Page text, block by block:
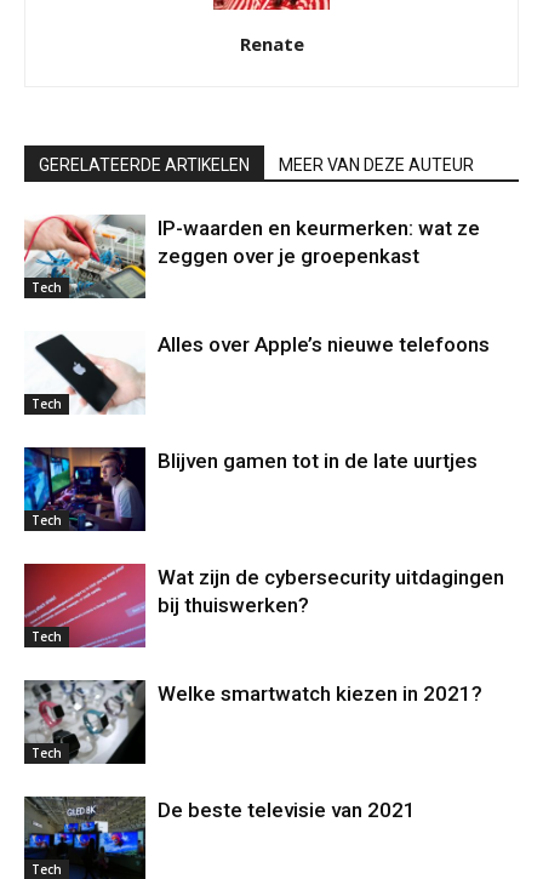
Renate
GERELATEERDE ARTIKELEN MEER VAN DEZE AUTEUR
Tech
IP-waarden en keurmerken: wat ze
zeggen over je groepenkast
Tech
Alles over Apple’s nieuwe telefoons
Tech
Blijven gamen tot in de late uurtjes
Tech
Wat zijn de cybersecurity uitdagingen
bij thuiswerken?
Tech
Welke smartwatch kiezen in 2021?
Tech
De beste televisie van 2021